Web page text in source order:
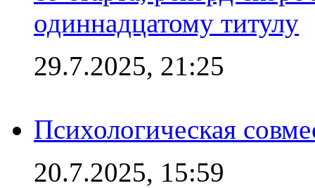
одиннадцатому титулу
29.7.2025, 21:25
Психологическая
20.7.2025, 15:59